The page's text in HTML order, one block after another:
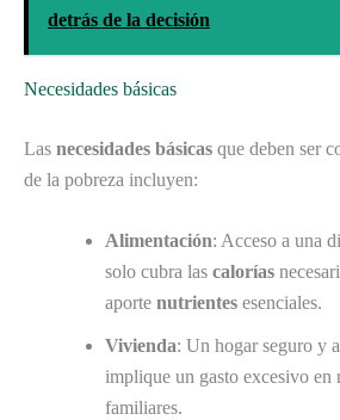
detrás de la decisión
Necesidades básicas
Las necesidades básicas que deben ser
de la pobreza incluyen:
Alimentación: Acceso a una
solo cubra las calorías
aporte nutrientes esenciales.
Vivienda: Un hogar seguro y
implique un gasto excesivo en
familiares.